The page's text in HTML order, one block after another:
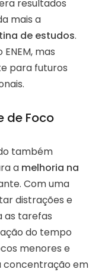
resultados
mais a
de estudos.
mas
para futuros
de Foco
também
a melhoria na
Com uma
distrações e
as tarefas
do tempo
menores e
concentração em